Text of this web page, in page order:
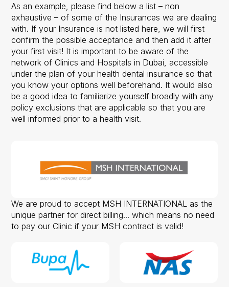
As an example, please find below a list – non
exhaustive – of some of the Insurances we are dealing
with. If your Insurance is not listed here, we will first
confirm the possible acceptance and then add it after
your first visit! It is important to be aware of the
network of Clinics and Hospitals in Dubai, accessible
under the plan of your health dental insurance so that
you know your options well beforehand. It would also
be a good idea to familiarize yourself broadly with any
policy exclusions that are applicable so that you are
well informed prior to a health visit.
We are proud to accept MSH INTERNATIONAL as the
unique partner for direct billing... which means no need
to pay our Clinic if your MSH contract is valid!